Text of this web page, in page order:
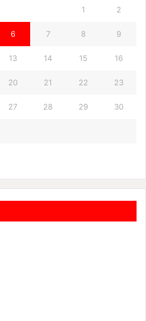
1 2
6 7 8 9
13 14 15 16
20 21 22 23
27 28 29 30